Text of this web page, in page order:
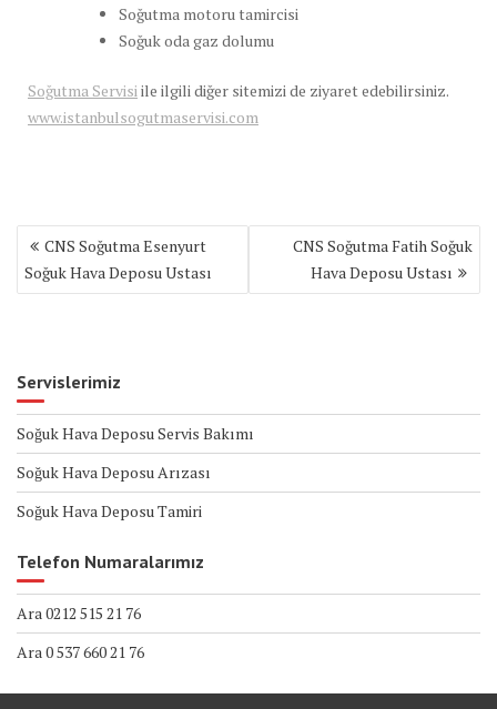
Soğutma motoru tamircisi
Soğuk oda gaz dolumu
Soğutma Servisiile ilgili diğer sitemizi de ziyaret edebilirsiniz.
www.istanbulsogutmaservisi.com
Yazı
gezinmesi
CNS Soğutma Esenyurt
Soğuk Hava Deposu Ustası
CNS Soğutma Fatih Soğuk
Hava Deposu Ustası
Servislerimiz
Soğuk Hava Deposu Servis Bakımı
Soğuk Hava Deposu Arızası
Soğuk Hava Deposu Tamiri
Telefon Numaralarımız
Ara 0212 515 21 76
Ara 0 537 660 21 76